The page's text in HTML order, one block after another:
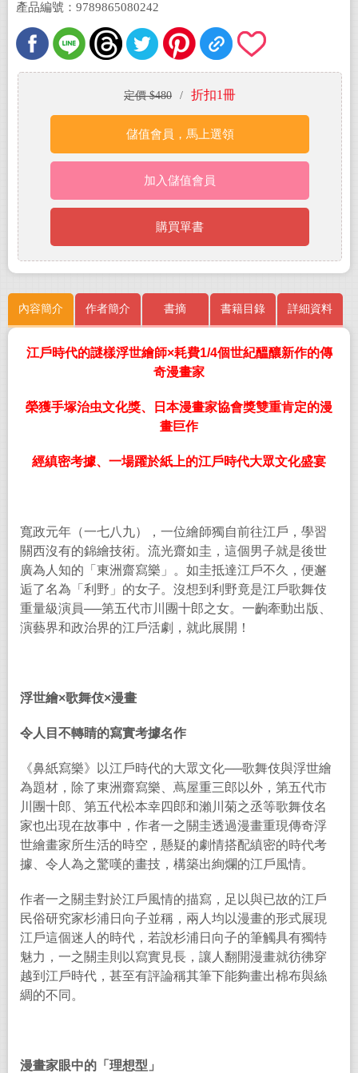
產品編號：9789865080242
定價 $480 / 折扣1冊
儲值會員，馬上選領
加入儲值會員
購買單書
內容簡介 作者簡介 書摘 書籍目錄 詳細資料
江戶時代的謎樣浮世繪師×耗費1/4個世紀醞釀新作的傳
奇漫畫家
榮獲手塚治虫文化獎、日本漫畫家協會獎雙重肯定的漫
畫巨作
經縝密考據、一場躍於紙上的江戶時代大眾文化盛宴
寬政元年（一七八九），一位繪師獨自前往江戶，學習
關西沒有的錦繪技術。流光齋如圭，這個男子就是後世
廣為人知的「東洲齋寫樂」。如圭抵達江戶不久，便邂
逅了名為「利野」的女子。沒想到利野竟是江戶歌舞伎
重量級演員──第五代市川團十郎之女。一齣牽動出版、
演藝界和政治界的江戶活劇，就此展開！
浮世繪×歌舞伎×漫畫
令人目不轉睛的寫實考據名作
《鼻紙寫樂》以江戶時代的大眾文化──歌舞伎與浮世繪
為題材，除了東洲齋寫樂、蔦屋重三郎以外，第五代市
川團十郎、第五代松本幸四郎和瀨川菊之丞等歌舞伎名
家也出現在故事中，作者一之關圭透過漫畫重現傳奇浮
世繪畫家所生活的時空，懸疑的劇情搭配縝密的時代考
據、令人為之驚嘆的畫技，構築出絢爛的江戶風情。
作者一之關圭對於江戶風情的描寫，足以與已故的江戶
民俗研究家杉浦日向子並稱，兩人均以漫畫的形式展現
江戶這個迷人的時代，若說杉浦日向子的筆觸具有獨特
魅力，一之關圭則以寫實見長，讓人翻開漫畫就彷彿穿
越到江戶時代，甚至有評論稱其筆下能夠畫出棉布與絲
綢的不同。
漫畫家眼中的「理想型」